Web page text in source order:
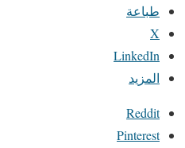
طباعة
X
LinkedIn
المزيد
Reddit
Pinterest